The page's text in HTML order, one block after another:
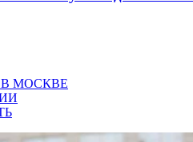
МОСКВЕ